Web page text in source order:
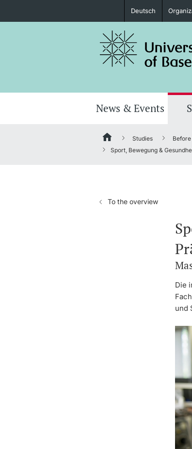
Prospective
Donors &
Further information
Deutsch
News & Events
Studies
Sport, Bewegung &
To the overview
Die
und